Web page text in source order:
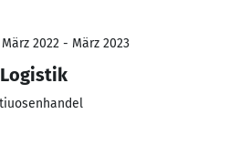
2022 - März 2023